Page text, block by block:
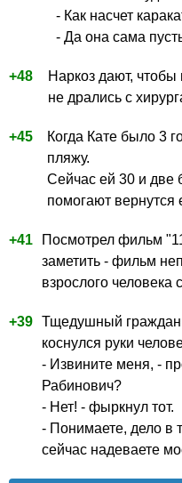
- Как насчет
- Да она сама
+48
Наркоз дают,
не дрались с
+45
Когда Кате было 3
пляжу.
Сейчас ей 30 и две
помогают вернутся
+41
Посмотрел фильм
заметить - фильм
взрослого человека
+39 Тщедушный
коснулся руки
- Извините меня, -
Рабинович?
- Нет! - фыркнул тот.
- Понимаете, дело в
сейчас надеваете